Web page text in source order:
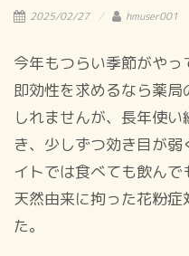
2025/02/27 hmuser001
今年もつらい季節がやっ
即効性を求めるなら薬
しれませんが、長年使
き、少しずつ効き目が
イトでは食べても飲ん
天然由来に拘った花粉
た。